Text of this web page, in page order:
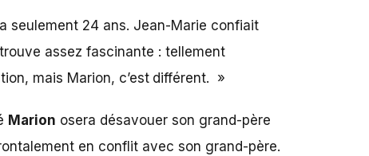
seulement 24 ans. Jean-Marie confiait
assez fascinante : tellement
mais Marion, c’est différent. »
Marion osera désavouer son grand-père
en conflit avec son grand-père.